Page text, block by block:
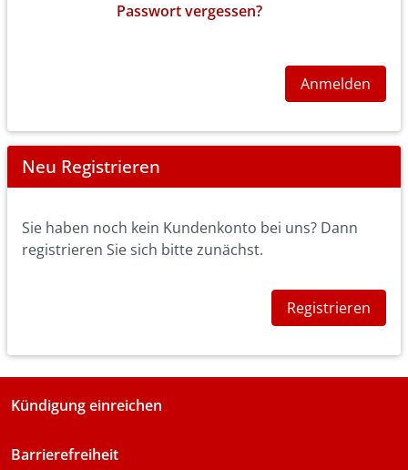
Passwort vergessen?
Anmelden
Neu Registrieren
Sie haben noch kein Kundenkonto bei uns? Dann
registrieren Sie sich bitte zunächst.
Registrieren
Kündigung einreichen
Barrierefreiheit